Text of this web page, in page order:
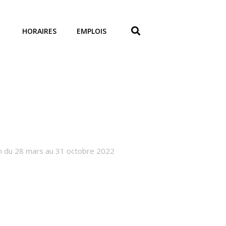
HORAIRES EMPLOIS
du 28 mars au 31 octobre 2022